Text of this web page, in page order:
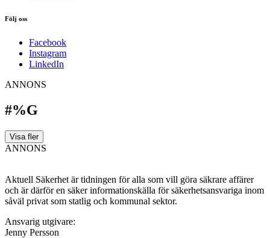
Följ oss
Facebook
Instagram
LinkedIn
ANNONS
#%G
Visa fler
ANNONS
Aktuell Säkerhet är tidningen för alla som vill göra säkrare affärer
och är därför en säker informationskälla för säkerhets­ansvariga inom
såväl privat som statlig och kommunal sektor.
Ansvarig utgivare:
Jenny Persson